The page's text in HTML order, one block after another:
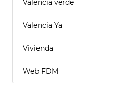
Valencia Ya
Vivienda
Web FDM